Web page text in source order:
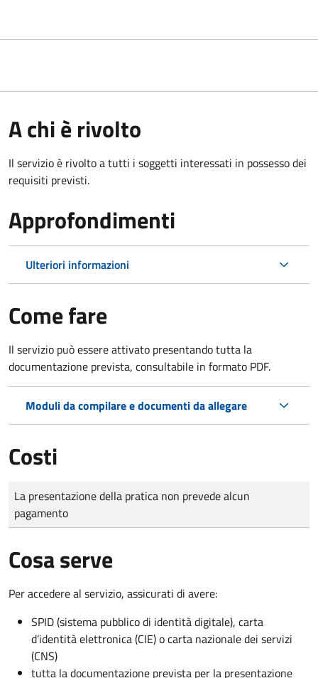
A chi è rivolto
Il servizio è rivolto a tutti i soggetti interessati in possesso dei
requisiti previsti.
Approfondimenti
Ulteriori informazioni
Come fare
Il servizio può essere attivato presentando tutta la
documentazione prevista, consultabile in formato PDF.
Moduli da compilare e documenti da allegare
Costi
Tipo di pagamento
Importo
La presentazione della pratica non prevede alcun
pagamento
Cosa serve
Per accedere al servizio, assicurati di avere:
SPID (sistema pubblico di identità digitale), carta
d’identità elettronica (CIE) o carta nazionale dei servizi
(CNS)
tutta la documentazione prevista per la presentazione